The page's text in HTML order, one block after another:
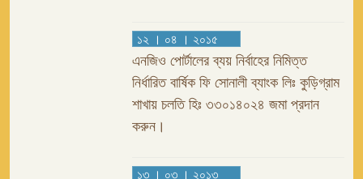
১২ । ০৪ । ২০১৫
এনজিও পোর্টালের ব্যয় নির্বাহের নিমিত্ত
নির্ধারিত বার্ষিক ফি সোনালী ব্যাংক লিঃ কুড়িগ্রাম
শাখায় চলতি হিঃ ৩৩০১৪০২৪ জমা প্রদান
করুন।
১৩ । ০৩ । ২০১৩